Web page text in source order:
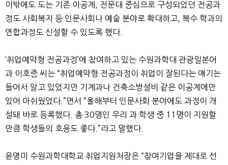
이밖에도 도는 기존 이공계, 전문대 중심으로 구성되었던 전공과
정도 사회복지 등 인문사회나 예술 분야로 확대하고, 복수 학과의
연합과정도 신설할 수 있도록 했다.
‘취업예약형 전공과정’에 참여하고 있는 수원과학대 관광일본어
과 이호중 씨는 “취업예약형 전공과정이 취업이 잘된다는 얘기는
들어서 알고 있었지만 기계과나 건축소방설비 같은 이공계에만
있어 아쉬웠었다.”면서 “올해부터 인문사회 분야에도 과정이 개
설돼 바로 등록했다. 총 30명인 우리 과 학생 중 11명이 지원할
만큼 학생들의 호응도 좋다.”라고 말했다.
윤영미 수원과학대학교 취업지원처장은 “참여기업을 제대로 선